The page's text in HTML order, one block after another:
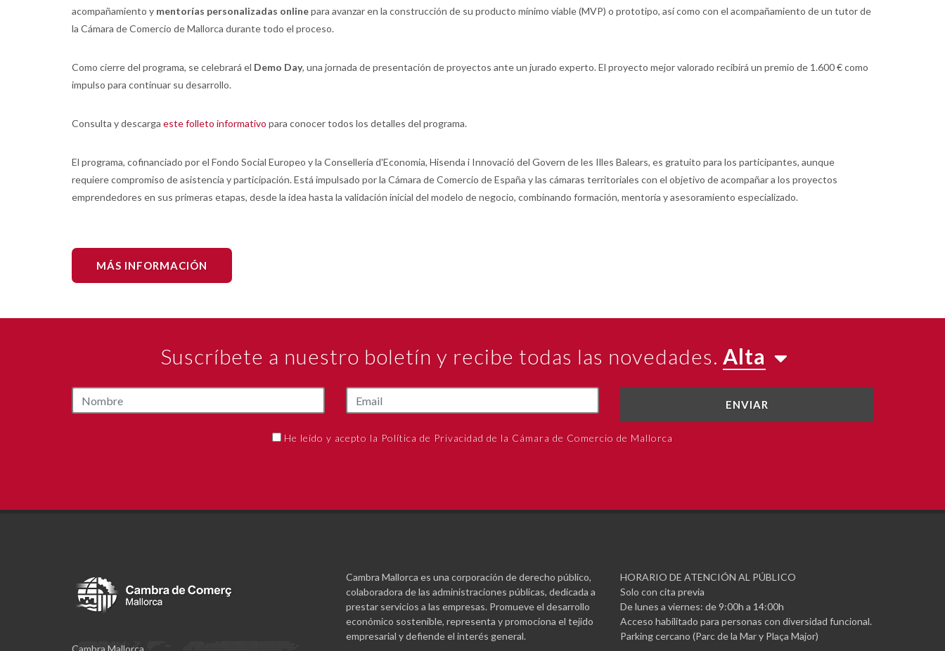
acompañamiento y mentorías personalizadas onlinepara avanzar en la construcción de su producto mínimo viable (MVP) o prototipo, así como con el acompañamiento de un tutor de
la Cámara de Comercio de Mallorca durante todo el proceso.
Como cierre del programa, se celebrará el Demo Day, una jornada de presentación de proyectos ante un jurado experto. El proyecto mejor valorado recibirá un premio de 1.600 € como
impulso para continuar su desarrollo.
Consulta y descarga este folleto informativo para conocer todos los detalles del programa.
El programa, cofinanciado por el Fondo Social Europeo y la Conselleria d'Economia, Hisenda i Innovació del Govern de les Illes Balears, es gratuito para los participantes, aunque
requiere compromiso de asistencia y participación. Está impulsado por la Cámara de Comercio de España y las cámaras territoriales con el objetivo de acompañar a los proyectos
emprendedores en sus primeras etapas, desde la idea hasta la validación inicial del modelo de negocio, combinando formación, mentoría y asesoramiento especializado.
MÁS INFORMACIÓN
Suscríbete a nuestro boletín y recibe todas las novedades. Alta
ENVIAR
He leído y acepto la Política de Privacidad de la Cámara de Comercio de Mallorca
Cambra Mallorca
Cambra Mallorca es una corporación de derecho público,
colaboradora de las administraciones públicas, dedicada a
prestar servicios a las empresas. Promueve el desarrollo
económico sostenible, representa y promociona el tejido
empresarial y defiende el interés general.
HORARIO DE ATENCIÓN AL PÚBLICO
Solo con cita previa
De lunes a viernes: de 9:00h a 14:00h
Acceso habilitado para personas con diversidad funcional.
Parking cercano (Parc de la Mar y Plaça Major)